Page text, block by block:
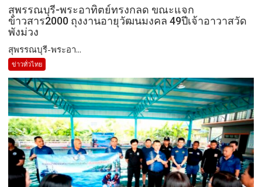
สุพรรณบุรี-พระอาทิตย์ทรงกลด ขณะแจก
ข้าวสาร2000 ถุงงานอายุวัฒนมงคล 49ปีเจ้าอาวาสวัด
พังม่วง
สุพรรณบุรี-พระอา...
ข่าวทั่วไทย